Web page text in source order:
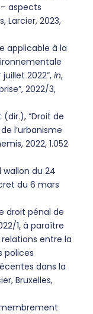
aspects
Larcier, 2023,
applicable à la
2022”, in,
2022/3,
(dir.), “Droit de
l’urbanisme
2022, 1.052
wallon du 24
du 6 mars
droit pénal de
1, à paraître
entre la
polices
dans la
Bruxelles,